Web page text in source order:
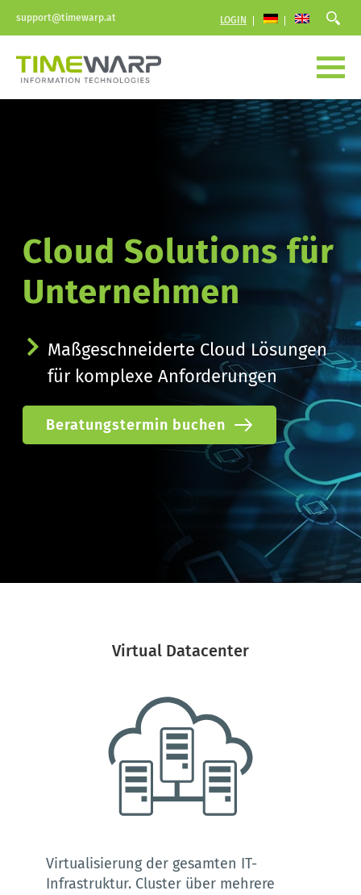
support@timewarp.at LOGIN
Cloud Solutions für
Unternehmen
Maßgeschneiderte Cloud Lösungen
für komplexe Anforderungen
Beratungstermin buchen
Virtual Datacenter
Virtualisierung der gesamten IT-
Infrastruktur. Cluster über mehrere